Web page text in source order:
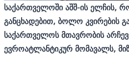
საქართველოში აშშ-ის ელჩის,
განცხადებით,ბოლო კვირების
საქართველოს მთავრობის
ევროატლანტიკურ მომავალს,